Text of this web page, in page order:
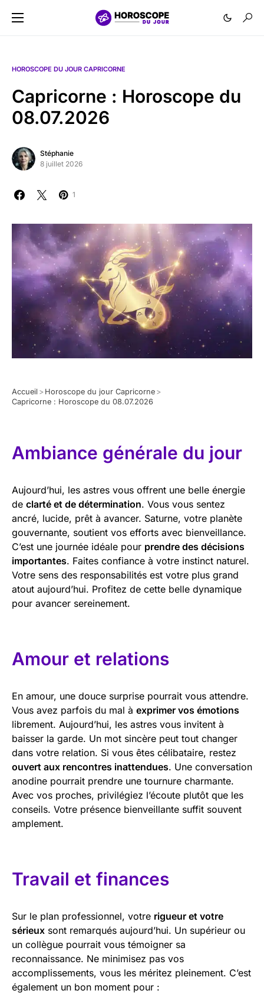
HOROSCOPE DU JOUR CAPRICORNE
Capricorne : Horoscope du
08.07.2026
Stéphanie
8 juillet 2026
1
Accueil > Horoscope du jour Capricorne >
Capricorne : Horoscope du 08.07.2026
Ambiance générale du jour
Aujourd’hui, les astres vous offrent une belle énergie
de clarté et de détermination. Vous vous sentez
ancré, lucide, prêt à avancer. Saturne, votre planète
gouvernante, soutient vos efforts avec bienveillance.
C’est une journée idéale pour prendre des décisions
importantes. Faites confiance à votre instinct naturel.
Votre sens des responsabilités est votre plus grand
atout aujourd’hui. Profitez de cette belle dynamique
pour avancer sereinement.
Amour et relations
En amour, une douce surprise pourrait vous attendre.
Vous avez parfois du mal à exprimer vos émotions
librement. Aujourd’hui, les astres vous invitent à
baisser la garde. Un mot sincère peut tout changer
dans votre relation. Si vous êtes célibataire, restez
ouvert aux rencontres inattendues. Une conversation
anodine pourrait prendre une tournure charmante.
Avec vos proches, privilégiez l’écoute plutôt que les
conseils. Votre présence bienveillante suffit souvent
amplement.
Travail et finances
Sur le plan professionnel, votre rigueur et votre
sérieux sont remarqués aujourd’hui. Un supérieur ou
un collègue pourrait vous témoigner sa
reconnaissance. Ne minimisez pas vos
accomplissements, vous les méritez pleinement. C’est
également un bon moment pour :